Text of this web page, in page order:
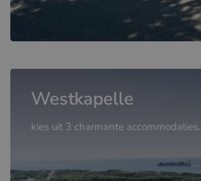
Westkapelle
kies uit 3 charmante accommodaties.